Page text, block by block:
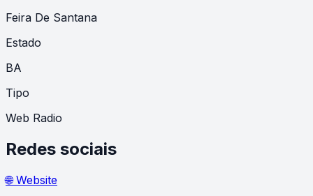
Feira De Santana
Estado
BA
Tipo
Web Radio
Redes sociais
🌐 Website